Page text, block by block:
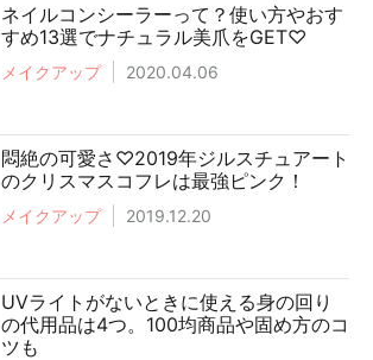
ネイルコンシーラーって？使い方やおす
すめ13選でナチュラル美爪をGET♡
メイクアップ 2020.04.06
悶絶の可愛さ♡2019年ジルスチュアート
のクリスマスコフレは最強ピンク！
メイクアップ 2019.12.20
UVライトがないときに使える身の回り
の代用品は4つ。100均商品や固め方のコ
ツも